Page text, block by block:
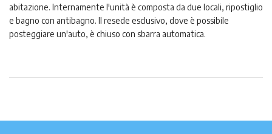
abitazione. Internamente l'unità è composta da due locali, ripostiglio
e bagno con antibagno. Il resede esclusivo, dove è possibile
posteggiare un'auto, è chiuso con sbarra automatica.